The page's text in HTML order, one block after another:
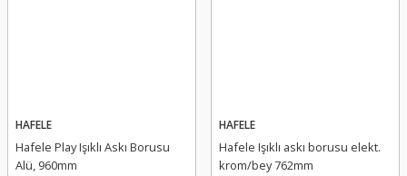
HAFELE
Hafele Play Işıklı Askı Borusu
Alü, 960mm
HAFELE
Hafele Işıklı askı borusu elekt.
krom/bey 762mm